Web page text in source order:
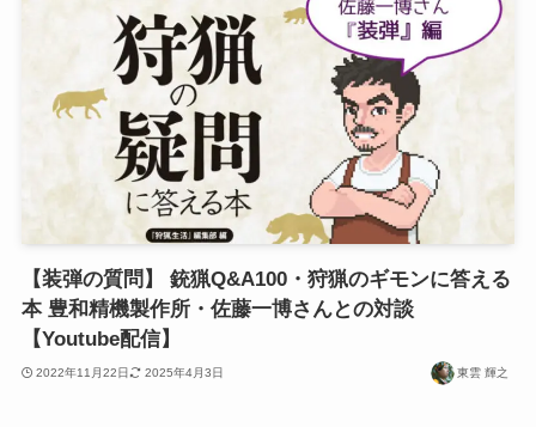
【装弾の質問】 銃猟Q&A100・狩猟のギモンに答える
本 豊和精機製作所・佐藤一博さんとの対談
【Youtube配信】
2022年11月22日 2025年4月3日 東雲 輝之